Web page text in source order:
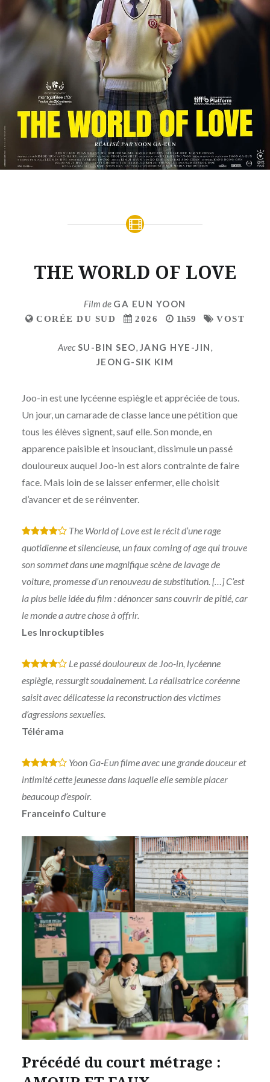
THE WORLD OF LOVE
Film de GA EUN YOON
CORÉE DU SUD 2026 1h59 VOST
AvecSU-BIN SEO, JANG HYE-JIN,
JEONG-SIK KIM
Joo-in est une lycéenne espiègle et appréciée de tous.
Un jour, un camarade de classe lance une pétition que
tous les élèves signent, sauf elle. Son monde, en
apparence paisible et insouciant, dissimule un passé
douloureux auquel Joo-in est alors contrainte de faire
face. Mais loin de se laisser enfermer, elle choisit
d’avancer et de se réinventer.
* * * *
The World of Love est le récit d’une rage
quotidienne et silencieuse, un faux coming of age qui trouve
son sommet dans une magnifique scène de lavage de
voiture, promesse d’un renouveau de substitution. […] C’est
la plus belle idée du film : dénoncer sans couvrir de pitié, car
le monde a autre chose à offrir.
Les Inrockuptibles
* * * *
Le passé douloureux de Joo-in, lycéenne
espiègle, ressurgit soudainement. La réalisatrice coréenne
saisit avec délicatesse la reconstruction des victimes
d’agressions sexuelles.
Télérama
* * * *
Yoon Ga-Eun filme avec une grande douceur et
intimité cette jeunesse dans laquelle elle semble placer
beaucoup d’espoir.
Franceinfo Culture
Précédé du court métrage :